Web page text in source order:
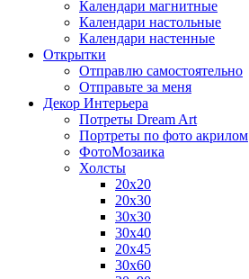
Календари магнитные
Календари настольные
Календари настенные
Открытки
Отправлю самостоятельно
Отправьте за меня
Декор Интерьера
Потреты Dream Art
Портреты по фото акрилом
ФотоМозаика
Холсты
20х20
20х30
30х30
30х40
20х45
30х60